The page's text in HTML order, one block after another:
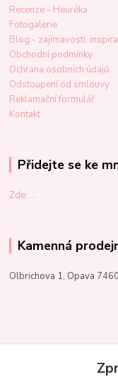
Recenze - Heuréka
Fotogalerie
Blog - zajímavosti,
Obchodní podmínky
Ochrana osobních údajů
Odstoupení od smlouvy
Reklamační formulář
Kontakt
Přidejte se ke
Zde: ...
Kamenná
Olbrichova 1, Opava